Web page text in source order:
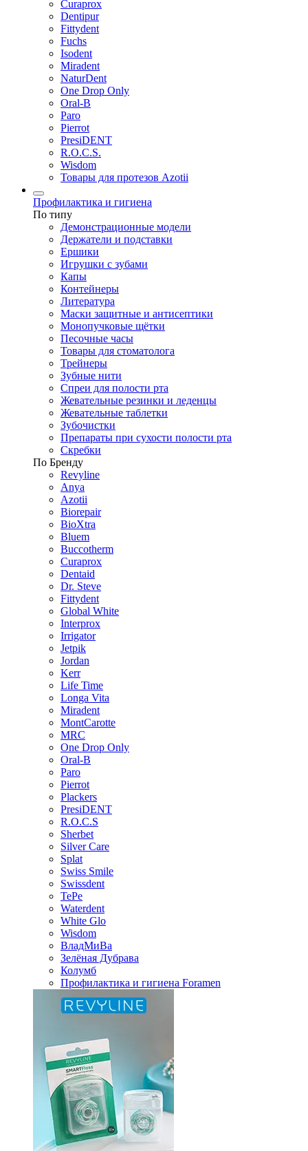
Curaprox
Dentipur
Fittydent
Fuchs
Isodent
Miradent
NaturDent
One Drop Only
Oral-B
Paro
Pierrot
PresiDENT
R.O.C.S.
Wisdom
Товары для протезов Azotii
Профилактика и гигиена
По типу
Демонстрационные модели
Держатели и подставки
Ершики
Игрушки с зубами
Капы
Контейнеры
Литература
Маски защитные и антисептики
Монопучковые щётки
Песочные часы
Товары для стоматолога
Трейнеры
Зубные нити
Спреи для полости рта
Жевательные резинки и леденцы
Жевательные таблетки
Зубочистки
Препараты при сухости полости рта
Скребки
По Бренду
Revyline
Anya
Azotii
Biorepair
BioXtra
Bluem
Buccotherm
Curaprox
Dentaid
Dr. Steve
Fittydent
Global White
Interprox
Irrigator
Jetpik
Jordan
Kerr
Life Time
Longa Vita
Miradent
MontCarotte
MRC
One Drop Only
Oral-B
Paro
Pierrot
Plackers
PresiDENT
R.O.C.S
Sherbet
Silver Care
Splat
Swiss Smile
Swissdent
TePe
Waterdent
White Glo
Wisdom
ВладМиВа
Зелёная Дубрава
Колумб
Профилактика и гигиена Foramen